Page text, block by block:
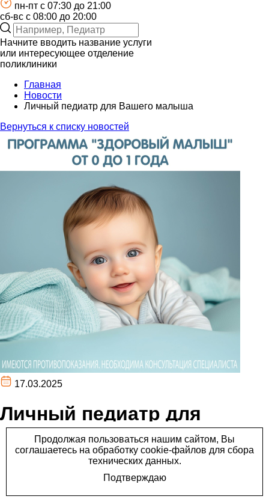
пн-пт c 07:30 до 21:00
сб-вс с 08:00 до 20:00
Начните вводить название услуги
или интересующее отделение
поликлиники
Главная
Новости
Личный педиатр для Вашего малыша
Вернуться к списку новостей
17.03.2025
Личный педиатр для
Вашего малыша
Клиника "Лайт" предлагает медицинское наблюдение детей
в возрасте от 0 до 1 года.
В течение первого года жизни вашего малыша будет